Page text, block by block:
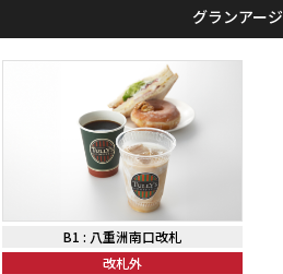
グランアー
B1 : 八重洲南口改札
改札外